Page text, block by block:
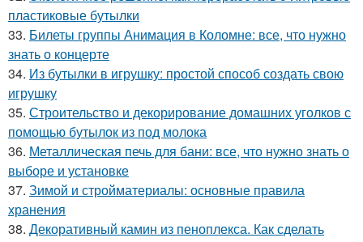
пластиковые бутылки
33. Билеты группы Анимация в Коломне: все, что нужно
знать о концерте
34. Из бутылки в игрушку: простой способ создать свою
игрушку
35. Строительство и декорирование домашних уголков с
помощью бутылок из под молока
36. Металлическая печь для бани: все, что нужно знать о
выборе и установке
37. Зимой и стройматериалы: основные правила
хранения
38. Декоративный камин из пеноплекса. Как сделать